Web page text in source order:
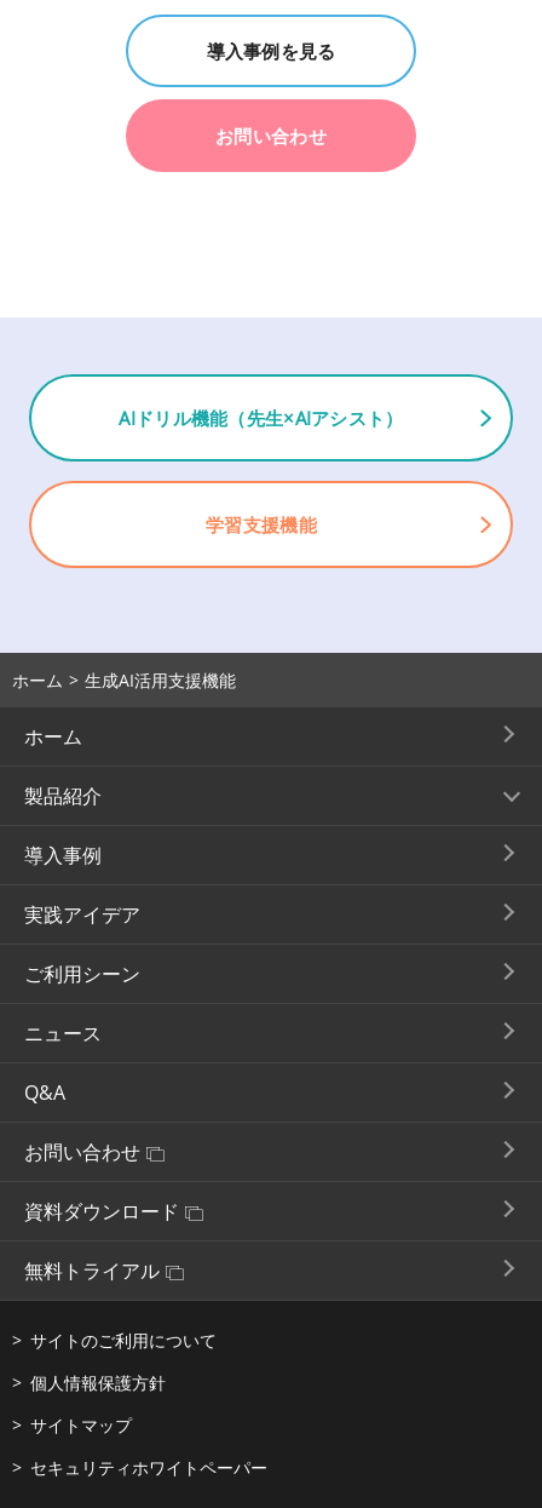
導入事例を見る
お問い合わせ
AIドリル機能（先生×AIアシスト）
学習支援機能
ホーム 生成AI活用支援機能
ホーム
製品紹介
導入事例
実践アイデア
ご利用シーン
ニュース
Q&A
お問い合わせ
資料ダウンロード
無料トライアル
サイトのご利用について
個人情報保護方針
サイトマップ
セキュリティホワイトペーパー